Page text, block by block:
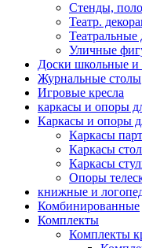
Стенды,
Театр.
Уличные
Доски школьные
Журнальные столы
Игровые кресла
каркасы и опоры
Каркасы и опоры
Каркасы парт
Каркасы
Каркасы
Опоры
книжные и
Комбинированные
Комплекты
Комплекты